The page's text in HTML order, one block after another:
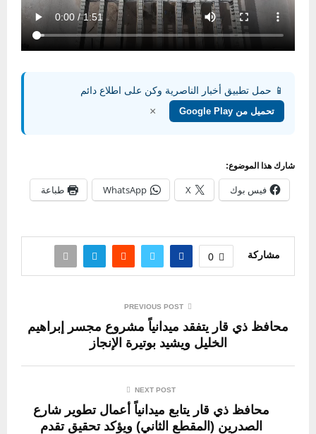
📱 حمل تطبيق أخبار الناصرية وكن على اطلاع دائم
تحميل من Google Play ×
شارك هذا الموضوع:
فيس بوك X
WhatsApp طباعة
مشاركة 0
PREVIOUS POST
محافظ ذي قار يتفقد ميدانياً مشروع مجسر إبراهيم
الخليل ويشيد بوتيرة الإنجاز
NEXT POST
محافظ ذي قار يتابع ميدانياً أعمال تطوير شارع
الصدرين (المقطع الثاني) ويؤكد تحقيق تقدم